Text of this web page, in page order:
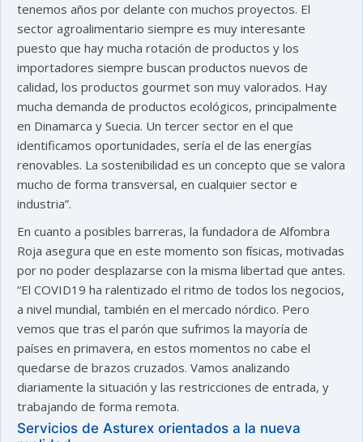
tenemos años por delante con muchos proyectos. El
sector agroalimentario siempre es muy interesante
puesto que hay mucha rotación de productos y los
importadores siempre buscan productos nuevos de
calidad, los productos gourmet son muy valorados. Hay
mucha demanda de productos ecológicos, principalmente
en Dinamarca y Suecia. Un tercer sector en el que
identificamos oportunidades, sería el de las energías
renovables. La sostenibilidad es un concepto que se valora
mucho de forma transversal, en cualquier sector e
industria”.
En cuanto a posibles barreras, la fundadora de Alfombra
Roja asegura que en este momento son físicas, motivadas
por no poder desplazarse con la misma libertad que antes.
“El COVID19 ha ralentizado el ritmo de todos los negocios,
a nivel mundial, también en el mercado nórdico. Pero
vemos que tras el parón que sufrimos la mayoría de
países en primavera, en estos momentos no cabe el
quedarse de brazos cruzados. Vamos analizando
diariamente la situación y las restricciones de entrada, y
trabajando de forma remota.
Servicios de Asturex orientados a la nueva